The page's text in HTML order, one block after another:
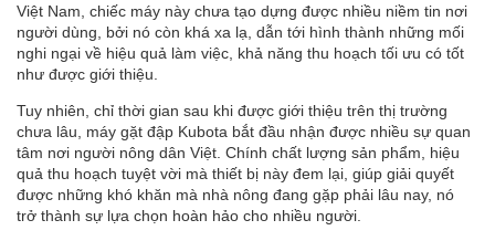
Việt Nam, chiếc máy này chưa tạo dựng được nhiều niềm tin nơi
người dùng, bởi nó còn khá xa lạ, dẫn tới hình thành những mối
nghi ngại về hiệu quả làm việc, khả năng thu hoạch tối ưu có tốt
như được giới thiệu.
Tuy nhiên, chỉ thời gian sau khi được giới thiệu trên thị trường
chưa lâu, máy gặt đập Kubota bắt đầu nhận được nhiều sự quan
tâm nơi người nông dân Việt. Chính chất lượng sản phẩm, hiệu
quả thu hoạch tuyệt vời mà thiết bị này đem lại, giúp giải quyết
được những khó khăn mà nhà nông đang gặp phải lâu nay, nó
trở thành sự lựa chọn hoàn hảo cho nhiều người.